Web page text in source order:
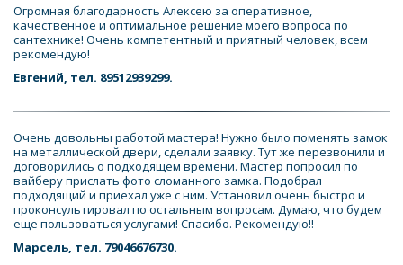
Огромная благодарность Алексею за оперативное,
качественное и оптимальное решение моего вопроса по
сантехнике! Очень компетентный и приятный человек, всем
рекомендую!
Евгений, тел. 89512939299.
Очень довольны работой мастера! Нужно было поменять замок
на металлической двери, сделали заявку. Тут же перезвонили и
договорились о подходящем времени. Мастер попросил по
вайберу прислать фото сломанного замка. Подобрал
подходящий и приехал уже с ним. Установил очень быстро и
проконсультировал по остальным вопросам. Думаю, что будем
еще пользоваться услугами! Спасибо. Рекомендую!!
Марсель, тел. 79046676730.